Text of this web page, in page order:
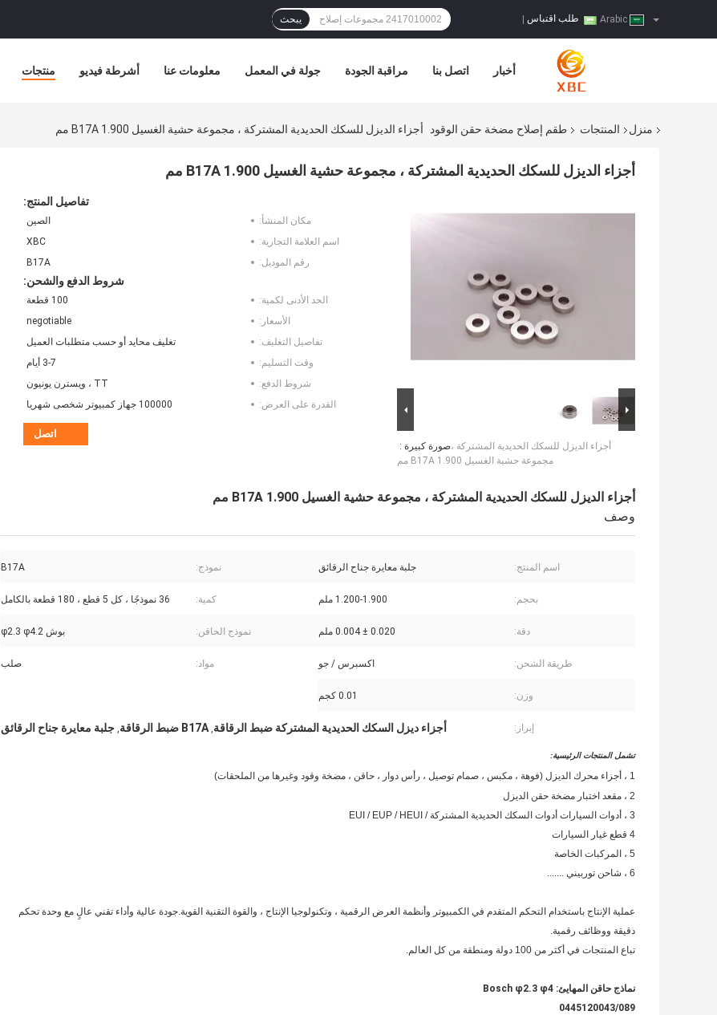
طلب اقتباس يبحث
منتجات أشرطة فيديو معلومات عنا جولة في المعمل مراقبة الجودة اتصل بنا أخبار
منزل المنتجات طقم إصلاح مضخة حقن الوقود أجزاء الديزل للسكك الحديدية المشتركة ، مجموعة حشية الغسيل B17A 1.900 مم
أجزاء الديزل للسكك الحديدية المشتركة ، مجموعة حشية الغسيل B17A 1.900 مم
صورة كبيرة :أجزاء الديزل للسكك الحديدية المشتركة ،
مجموعة حشية الغسيل B17A 1.900 مم
تفاصيل المنتج:
مكان المنشأ:
الصين
اسم العلامة التجارية:
XBC
رقم الموديل:
B17A
شروط الدفع والشحن:
الحد الأدنى لكمية:
100 قطعة
الأسعار:
negotiable
تفاصيل التغليف:
تغليف محايد أو حسب متطلبات العميل
وقت التسليم:
3-7 أيام
شروط الدفع:
TT ، ويسترن يونيون
القدرة على العرض:
100000 جهاز كمبيوتر شخصى شهريا
اتصل
أجزاء الديزل للسكك الحديدية المشتركة ، مجموعة حشية الغسيل B17A 1.900 مم
وصف
اسم المنتج: جلبة معايرة جناح الرقائق نموذج: B17A
بحجم: 1.200-1.900 ملم كمية: 36 نموذجًا ، كل 5 قطع ، 180 قطعة بالكامل
دقة: 0.020 ± 0.004 ملم نموذج الحاقن: بوش φ2.3 φ4.2
طريقة الشحن: اكسبرس / جو مواد: صلب
وزن: 0.01 كجم
إبراز: أجزاء ديزل السكك الحديدية المشتركة ضبط الرقاقة,B17A ضبط الرقاقة , جلبة معايرة جناح الرقائق
تشمل المنتجات الرئيسية:
1 ، أجزاء محرك الديزل (فوهة ، مكبس ، صمام توصيل ، رأس دوار ، حاقن ، مضخة وقود وغيرها من الملحقات)
2 ، مقعد اختبار مضخة حقن الديزل
3 ، أدوات السيارات أدوات السكك الحديدية المشتركة / EUI / EUP / HEUI
4 قطع غيار السيارات
5 ، المركبات الخاصة
6 ، شاحن توربيني .......
عملية الإنتاج باستخدام التحكم المتقدم في الكمبيوتر وأنظمة العرض الرقمية ، وتكنولوجيا الإنتاج ، والقوة التقنية القوية.جودة عالية وأداء تقني عالٍ مع وحدة تحكم
دقيقة ووظائف رقمية.
تباع المنتجات في أكثر من 100 دولة ومنطقة من كل العالم.
نماذج حاقن المهايئ: Bosch φ2.3 φ4
0445120043/089